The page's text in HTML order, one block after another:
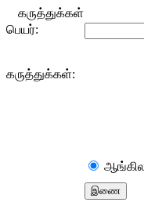
கருத்துக்கள்
பெயர்:
கருத்துக்கள்: